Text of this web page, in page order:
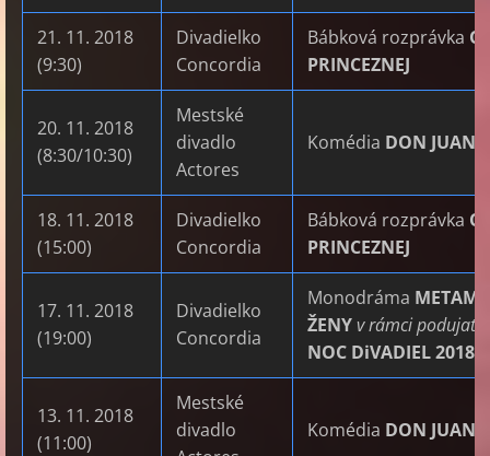
21. 11. 2018
(9:30)
Divadielko
Concordia
Bábková rozprávka O
PRINCEZNEJ
20. 11. 2018
(8:30/10:30)
Mestské
divadlo
Actores
Komédia DON JUAN
18. 11. 2018
(15:00)
Divadielko
Concordia
Bábková rozprávka O
PRINCEZNEJ
17. 11. 2018
(19:00)
Divadielko
Concordia
Monodráma
ŽENYv rámci podujatia
NOC DiVADIEL 2018
13. 11. 2018
(11:00)
Mestské
divadlo
Komédia DON JUAN